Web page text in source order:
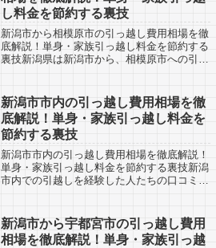
し料金を節約する裏技
新潟市から相模原市の引っ越し費用相場を徹
底解説！単身・家族引っ越し料金を節約する
裏技新潟県は新潟市から、相模原市への引越
市から相模原市へは約３４０km。長距離
の...
新潟市市内の引っ越し費用相場を徹
底解説！単身・家族引っ越し料金を
節約する裏技
新潟市市内の引っ越し費用相場を徹底解説！
単身・家族引っ越し料金を節約する裏技新潟
市内での引越しを経験した人たちの口コミ情
ます。新生活の時期とも重なるので非常に...
新潟市から宇都宮市の引っ越し費用
相場を徹底解説！単身・家族引っ越